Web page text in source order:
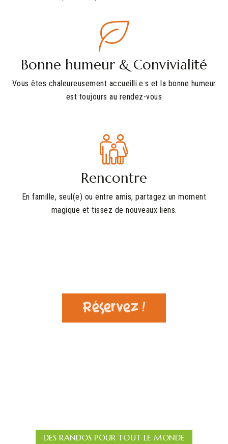
Bonne humeur & Convivialité
Vous êtes chaleureusement accueilli.e.s et la bonne humeur
est toujours au rendez-vous
Rencontre
En famille, seul(e) ou entre amis, partagez un moment
magique et tissez de nouveaux liens.
Réservez !
DES RANDOS POUR TOUT LE MONDE